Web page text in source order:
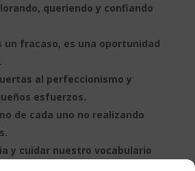
queriendo y confiando
un fracaso, es una oportunidad
al perfeccionismo y
esfuerzos.
de cada uno no realizando
y cuidar nuestro vocabulario